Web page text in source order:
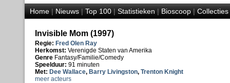
Home|Nieuws|Top 100|Statistieken|Bioscoop|Collecties
Invisible Mom (1997)
Regie: Fred Olen Ray
Herkomst: Verenigde Staten van Amerika
Genre Fantasy/Familie/Comedy
Speelduur: 91 minuten
Met: Dee Wallace, Barry Livingston, Trenton Knight
meer acteurs